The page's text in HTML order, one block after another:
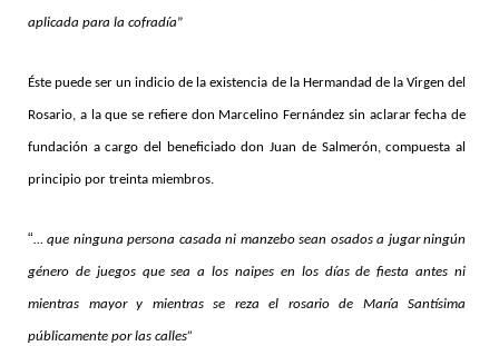
aplicada para la cofradía”
Éste puede ser un indicio de la existencia de la Hermandad de la Virgen del
Rosario, a la que se refiere don Marcelino Fernández sin aclarar fecha de
fundación a cargo del beneficiado don Juan de Salmerón, compuesta al
principio por treinta miembros.
“… que ninguna persona casada ni manzebo sean osados a jugar ningún
género de juegos que sea a los naipes en los días de fiesta antes ni
mientras mayor y mientras se reza el rosario de María Santísima
públicamente por las calles”